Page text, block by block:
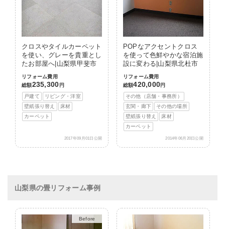
クロスやタイルカーペット
を使い、グレーを貴重とし
たお部屋へ|山梨県甲斐市
リフォーム費用
総額235,300 円
戸建て
リビング・洋室
壁紙張り替え
床材
カーペット
2017年09月01日公開
POPなアクセントクロス
を使って色鮮やかな宿泊施
設に変わる|山梨県北杜市
リフォーム費用
総額420,000円
その他（店舗・事務所）
玄関・廊下
その他の場所
壁紙張り替え
床材
カーペット
2014年06月20日公開
山梨県の畳リフォーム事例
After